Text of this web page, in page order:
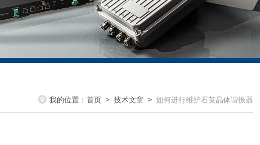
我的位置： 首页 > 技术文章 > 如何进行维护石英晶体谐振器